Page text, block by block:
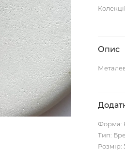
Опис
Форма:
Тип:
Розмір: